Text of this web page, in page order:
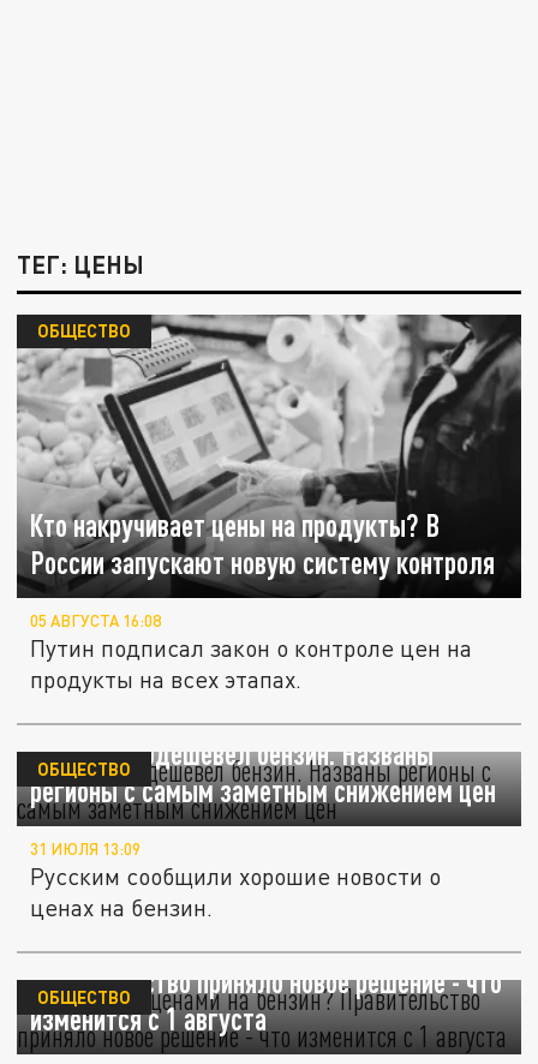
ТЕГ: ЦЕНЫ
Кто накручивает цены на продукты? В
России запускают новую систему контроля
ОБЩЕСТВО
05 АВГУСТА 16:08
Путин подписал закон о контроле цен на
продукты на всех этапах.
В России подешевел бензин. Названы
регионы с самым заметным снижением цен
ОБЩЕСТВО
31 ИЮЛЯ 13:09
Русским сообщили хорошие новости о
ценах на бензин.
Что будет с ценами на бензин?
Правительство приняло новое решение - что
изменится с 1 августа
ОБЩЕСТВО